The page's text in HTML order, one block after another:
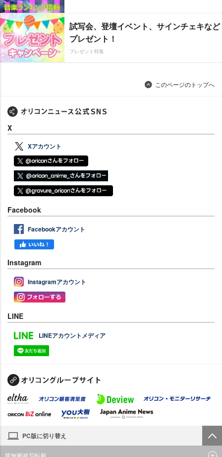
試写会、登壇イベント、サインチェキなど
プレゼント！
プレゼント特集
このページのトップへ
X
Xアカウント
Facebook
Facebookアカウント
Instagram
Instagramアカウント
LINE
LINEアカウントメディア
PC版に切り替え